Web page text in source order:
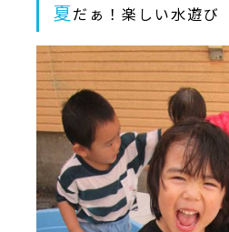
夏 だぁ！楽しい水遊び